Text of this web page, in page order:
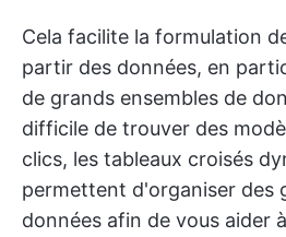
Cela facilite la formulation
partir des données, en
de grands ensembles de
difficile de trouver des
clics, les tableaux croisés
permettent d'organiser des
données afin de vous aider